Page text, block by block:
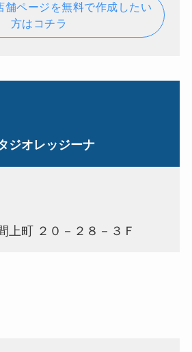
舗ページを無料で作成したい
方はコチラ
ジオレッジーナ
上町 ２０－２８－３Ｆ